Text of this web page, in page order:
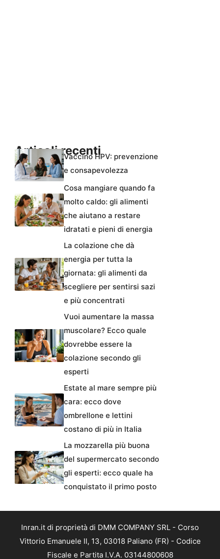
Articoli recentiVaccino HPV: prevenzione
e consapevolezza
Cosa mangiare quando fa
molto caldo: gli alimenti
che aiutano a restare
idratati e pieni di energia
La colazione che dà
energia per tutta la
giornata: gli alimenti da
scegliere per sentirsi sazi
e più concentrati
Vuoi aumentare la massa
muscolare? Ecco quale
dovrebbe essere la
colazione secondo gli
esperti
Estate al mare sempre più
cara: ecco dove
ombrellone e lettini
costano di più in Italia
La mozzarella più buona
del supermercato secondo
gli esperti: ecco quale ha
conquistato il primo posto
Inran.it di proprietà di DMM COMPANY SRL - Corso
Vittorio Emanuele II, 13, 03018 Paliano (FR) - Codice
Fiscale e Partita I.V.A. 03144800608